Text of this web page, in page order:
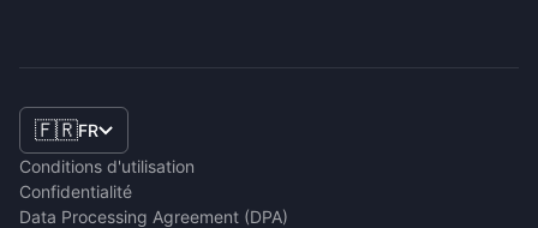
🇫🇷FR
Conditions d'utilisation
Confidentialité
Data Processing Agreement (DPA)